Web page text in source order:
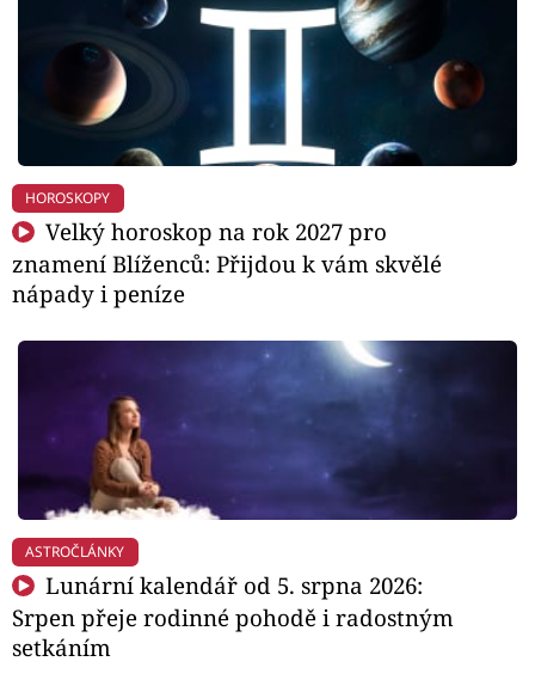
HOROSKOPY
Velký horoskop na rok 2027 pro
znamení Blíženců: Přijdou k vám skvělé
nápady i peníze
ASTROČLÁNKY
Lunární kalendář od 5. srpna 2026:
Srpen přeje rodinné pohodě i radostným
setkáním